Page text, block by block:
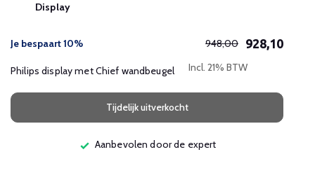
Display
Je bespaart 10% 948,00 928,10
Philips display met Chief wandbeugel Incl. 21% BTW
Tijdelijk uitverkocht
Aanbevolen door de expert